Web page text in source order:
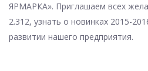
ЯРМАРКА». Приглашаем всех
2.312, узнать о новинках 2015-
развитии нашего предприятия.